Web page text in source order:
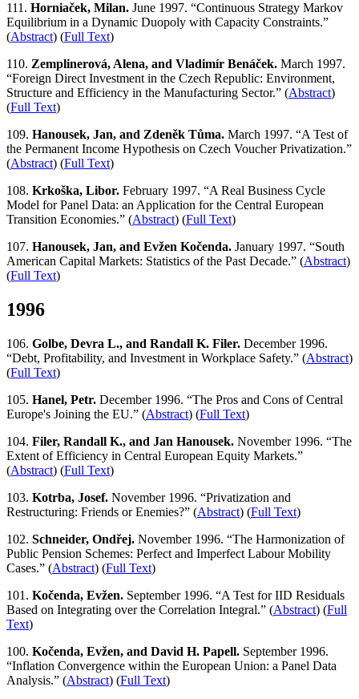
111. Horniaček, Milan. June 1997. “Continuous Strategy Markov
Equilibrium in a Dynamic Duopoly with Capacity Constraints.”
(Abstract) (Full Text)
110. Zemplinerová, Alena, and Vladimír Benáček. March 1997.
“Foreign Direct Investment in the Czech Republic: Environment,
Structure and Efficiency in the Manufacturing Sector.” (Abstract)
(Full Text)
109. Hanousek, Jan, and Zdeněk Tůma. March 1997. “A Test of
the Permanent Income Hypothesis on Czech Voucher Privatization.”
(Abstract) (Full Text)
108. Krkoška, Libor. February 1997. “A Real Business Cycle
Model for Panel Data: an Application for the Central European
Transition Economies.” (Abstract) (Full Text)
107. Hanousek, Jan, and Evžen Kočenda. January 1997. “South
American Capital Markets: Statistics of the Past Decade.” (Abstract)
(Full Text)
1996
106. Golbe, Devra L., and Randall K. Filer. December 1996.
“Debt, Profitability, and Investment in Workplace Safety.” (Abstract)
(Full Text)
105. Hanel, Petr. December 1996. “The Pros and Cons of Central
Europe's Joining the EU.” (Abstract) (Full Text)
104. Filer, Randall K., and Jan Hanousek. November 1996. “The
Extent of Efficiency in Central European Equity Markets.”
(Abstract) (Full Text)
103. Kotrba, Josef. November 1996. “Privatization and
Restructuring: Friends or Enemies?” (Abstract) (Full Text)
102. Schneider, Ondřej. November 1996. “The Harmonization of
Public Pension Schemes: Perfect and Imperfect Labour Mobility
Cases.” (Abstract) (Full Text)
101. Kočenda, Evžen. September 1996. “A Test for IID Residuals
Based on Integrating over the Correlation Integral.” (Abstract) (Full
Text)
100. Kočenda, Evžen, and David H. Papell. September 1996.
“Inflation Convergence within the European Union: a Panel Data
Analysis.” (Abstract) (Full Text)